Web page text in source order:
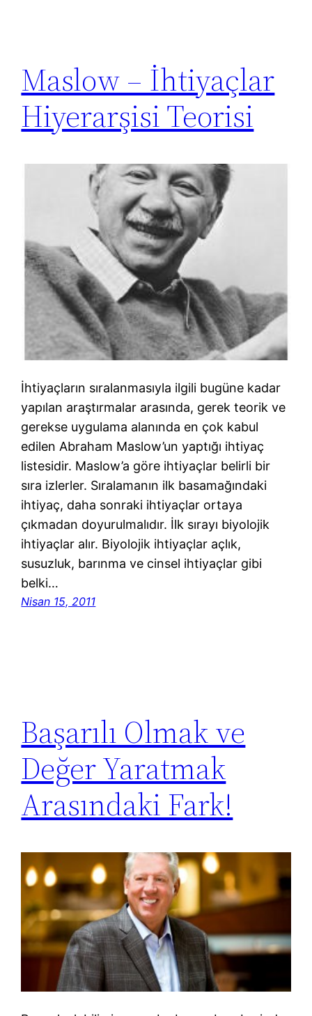
Maslow – İhtiyaçlar
Hiyerarşisi Teorisi
İhtiyaçların sıralanmasıyla ilgili bugüne kadar
yapılan araştırmalar arasında, gerek teorik ve
gerekse uygulama alanında en çok kabul
edilen Abraham Maslow’un yaptığı ihtiyaç
listesidir. Maslow’a göre ihtiyaçlar belirli bir
sıra izlerler. Sıralamanın ilk basamağındaki
ihtiyaç, daha sonraki ihtiyaçlar ortaya
çıkmadan doyurulmalıdır. İlk sırayı biyolojik
ihtiyaçlar alır. Biyolojik ihtiyaçlar açlık,
susuzluk, barınma ve cinsel ihtiyaçlar gibi
belki…
Nisan 15, 2011
Başarılı Olmak ve
Değer Yaratmak
Arasındaki Fark!